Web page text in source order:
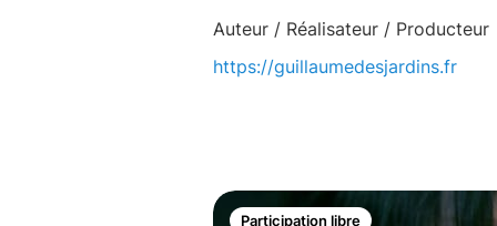
Auteur / Réalisateur / Producteur
https://guillaumedesjardins.fr
Participation libre